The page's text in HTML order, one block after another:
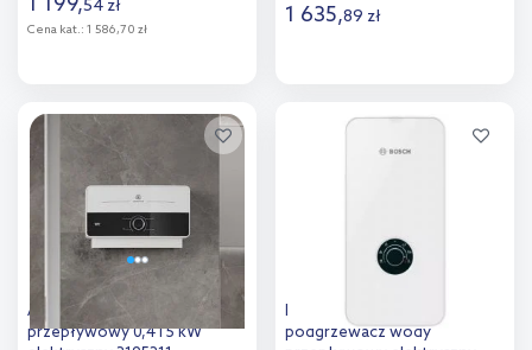
54 zł
Cena kat.: 1 586,70 zł
Dodaj do
porównania
1 635,89 zł
Dodaj do
Ariston Aures podgrzewacz
przepływowy 0,4 l 5 kW
Bosch Tronic TR5001
podgrzewacz wody